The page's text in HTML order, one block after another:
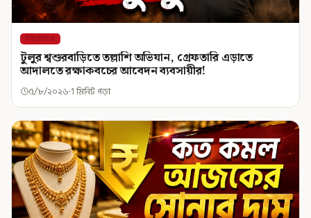
শিরোনাম
টুলুর শ্বশুরবাড়িতে তল্লাশি অভিযান, গ্রেফতারি এড়াতে
আদালতে রক্ষাকবচের আবেদন ব্যবসায়ীর!
৫/৮/২০২৬ 1 মিনিট পড়া